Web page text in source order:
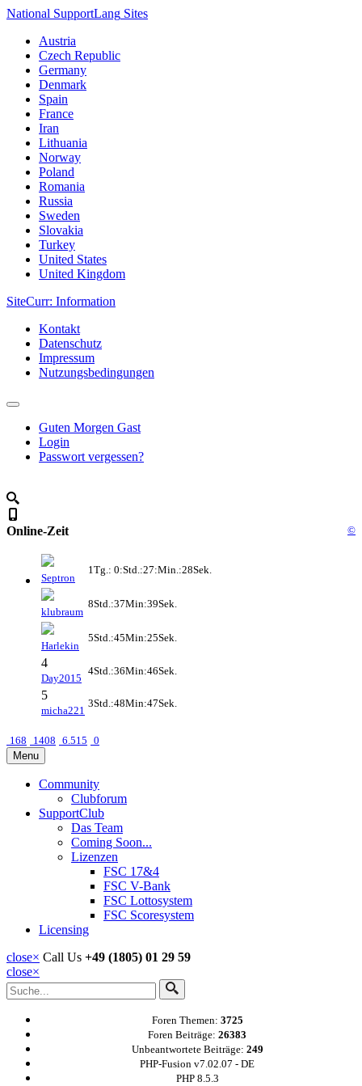
National SupportLang Sites
Austria
Czech Republic
Germany
Denmark
Spain
France
Iran
Lithuania
Norway
Poland
Romania
Russia
Sweden
Slovakia
Turkey
United States
United Kingdom
SiteCurr: Information
Kontakt
Datenschutz
Impressum
Nutzungsbedingungen
Guten Morgen Gast
Login
Passwort vergessen?
Online-Zeit ©
Septron
1Tg.: 0:Std.:27:Min.:28Sek.
klubraum
8Std.:37Min:39Sek.
Harlekin
5Std.:45Min:25Sek.
4
Day2015
4Std.:36Min:46Sek.
5
micha221
3Std.:48Min:47Sek.
168 1408 6.515 0
Menu
Community
Clubforum
SupportClub
Das Team
Coming Soon...
Lizenzen
FSC 17&4
FSC V-Bank
FSC Lottosystem
FSC Scoresystem
Licensing
close× Call Us +49 (1805) 01 29 59
close×
Foren Themen: 3725
Foren Beiträge: 26383
Unbeantwortete Beiträge: 249
PHP-Fusion v7.02.07 - DE
PHP 8.5.3